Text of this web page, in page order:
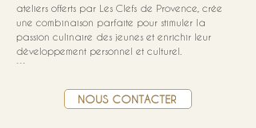
ateliers offerts par Les Clefs de Provence, crée
une combinaison parfaite pour stimuler la
passion culinaire des jeunes et enrichir leur
développement personnel et culturel.
```
NOUS CONTACTER